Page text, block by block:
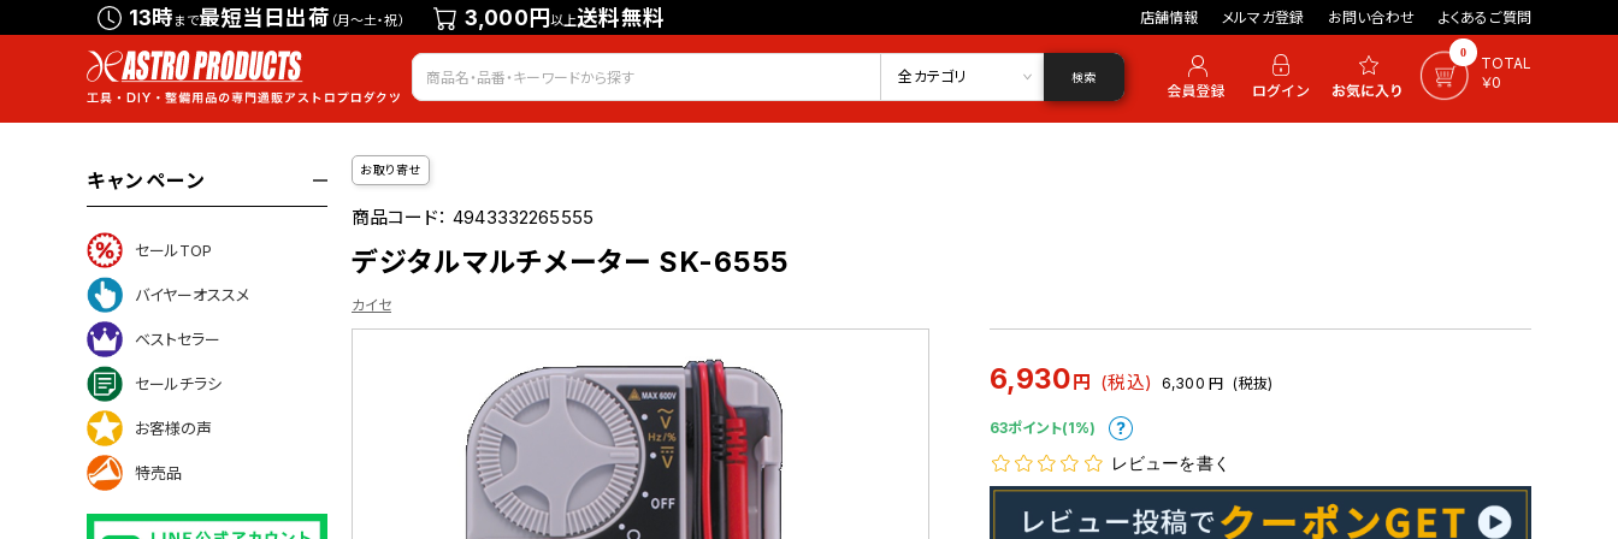
13時まで最短当日出荷 （月～土・祝） 3,000円以上送料無料 店舗情報 メルマガ登録 お問い合わせ よくあるご質問
会員登録 ログイン お気に入り 0
TOTAL
￥0
全カテゴリ 検索
キャンペーン
セールTOP
バイヤーオススメ
ベストセラー
セールチラシ
お客様の声
特売品
お取り寄せ
商品コード：4943332265555
デジタルマルチメーター SK-6555
カイセ
6,930円 (税込) 6,300 円 (税抜)
63ポイント(1%)
レビューを書く